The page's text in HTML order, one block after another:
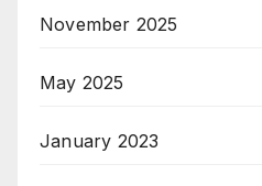
November 2025
May 2025
January 2023